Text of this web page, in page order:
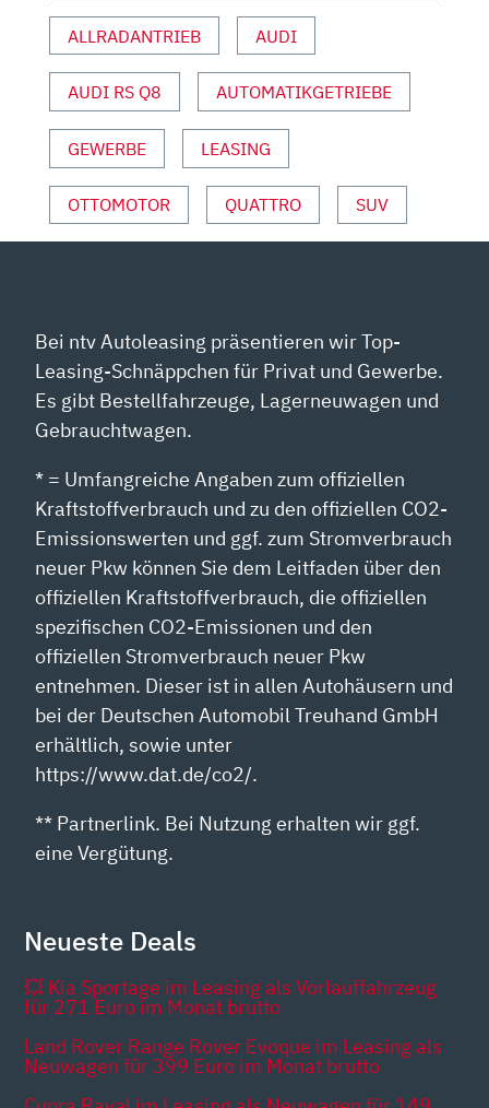
MOTOR
VON
YOUTUBE
ANZEIGEN
ALLRADANTRIEB AUDI
AUDI RS Q8 AUTOMATIKGETRIEBE
GEWERBE LEASING
OTTOMOTOR QUATTRO SUV
Bei ntv Autoleasing präsentieren wir Top-
Leasing-Schnäppchen für Privat und Gewerbe.
Es gibt Bestellfahrzeuge, Lagerneuwagen und
Gebrauchtwagen.
* = Umfangreiche Angaben zum offiziellen
Kraftstoffverbrauch und zu den offiziellen CO2-
Emissionswerten und ggf. zum Stromverbrauch
neuer Pkw können Sie dem Leitfaden über den
offiziellen Kraftstoffverbrauch, die offiziellen
spezifischen CO2-Emissionen und den
offiziellen Stromverbrauch neuer Pkw
entnehmen. Dieser ist in allen Autohäusern und
bei der Deutschen Automobil Treuhand GmbH
erhältlich, sowie unter
https://www.dat.de/co2/.
** Partnerlink. Bei Nutzung erhalten wir ggf.
eine Vergütung.
Neueste Deals
💥 Kia Sportage im Leasing als Vorlauffahrzeug
für 271 Euro im Monat brutto
Land Rover Range Rover Evoque im Leasing als
Neuwagen für 399 Euro im Monat brutto